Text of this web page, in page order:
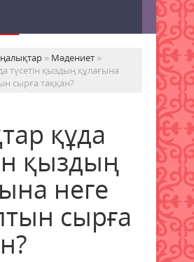
» Мәдениет »
түсетін қыздың құлағына
сырға таққан?
құда
қыздың
неге
сырға